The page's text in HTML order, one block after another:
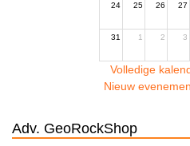
24 25 26 27
31 1 2 3
Volledige
Nieuw
Adv. GeoRockShop